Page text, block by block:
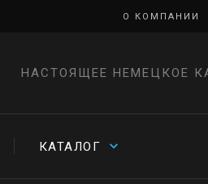
О КОМПАНИИ
НАСТОЯЩЕЕ НЕМЕЦКОЕ
КАТАЛОГ